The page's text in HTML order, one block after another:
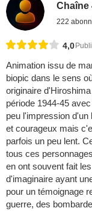
Chaîne
222
4,0
Animation issu de
biopic dans le sens
originaire
période 1944-45
peu l'impression
et courageux mais
parfois un peu lent.
tous ces
en ont souvent fait
d'imaginaire ayant
pour un témoignage
guerre, des